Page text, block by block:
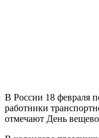
В России 18 февраля
работники
отмечают День